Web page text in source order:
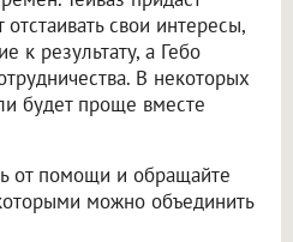
свои интересы,
к результату, а Гебо
В некоторых
будет проще вместе
от помощи и обращайте
можно объединить